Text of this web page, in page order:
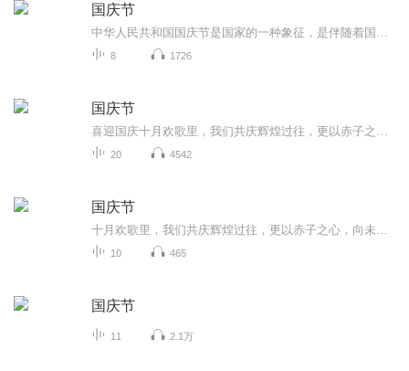
国庆节
8 1726
国庆节
20 4542
国庆节
10 465
国庆节
11 2.1万